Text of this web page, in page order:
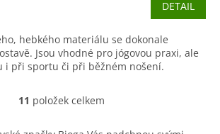
DETAIL
hebkého materiálu se dokonale
Jsou vhodné pro jógovou praxi, ale
i při sportu či při běžném nošení.
O
11 položek celkem